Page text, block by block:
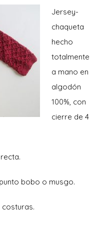
Jersey-
chaqueta
hecho
totalmente
a mano en
algodón
100%, con
cierre de 4
bobo o musgo.
costuras.